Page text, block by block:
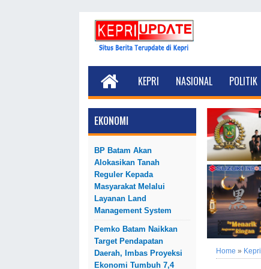
KEPRI NASIONAL POLITIK
EKONOMI
BP Batam Akan
Alokasikan Tanah
Reguler Kepada
Masyarakat Melalui
Layanan Land
Management System
Pemko Batam Naikkan
Target Pendapatan
Daerah, Imbas Proyeksi
Ekonomi Tumbuh 7,4
Home » Kepri